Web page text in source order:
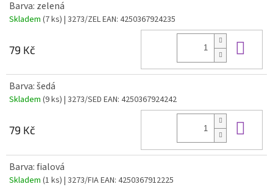
Barva: zelená
Skladem (7 ks) | 3273/ZELEAN: 4250367924235
79 Kč
Barva: šedá
Skladem (9 ks) | 3273/SED EAN: 4250367924242
79 Kč
Barva: fialová
Skladem (1 ks) | 3273/FIAEAN: 4250367912225